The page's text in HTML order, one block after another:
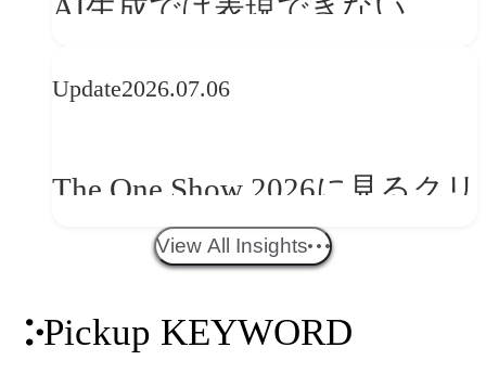
か
AI生成では表現できない
望
Update2026.07.06
The One Show 2026に見るクリ
エイティブトレンド──社会
「体験」へ変える
View All Insights
Pickup KEYWORD